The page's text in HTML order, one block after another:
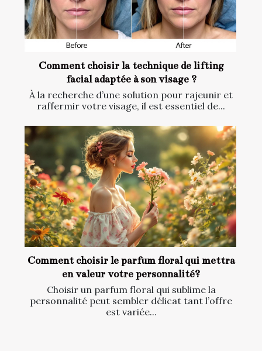
Comment choisir la technique de lifting
facial adaptée à son visage ?
À la recherche d’une solution pour rajeunir et
raffermir votre visage, il est essentiel de...
Comment choisir le parfum floral qui mettra
en valeur votre personnalité?
Choisir un parfum floral qui sublime la
personnalité peut sembler délicat tant l’offre
est variée...